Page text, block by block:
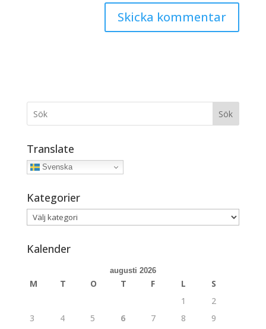
Sök
Translate
Svenska
Kategorier
Kategorier
Kalender
augusti 2026
M T O T F L
S
1
2
3
4 5 6 7 8
9